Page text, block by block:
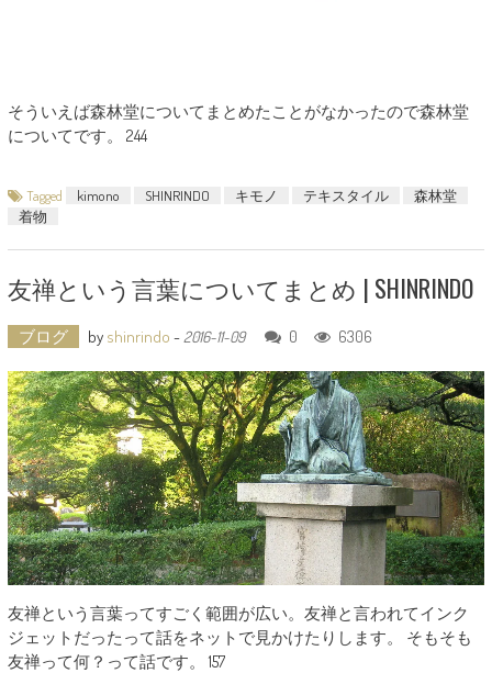
そういえば森林堂についてまとめたことがなかったので森林堂
についてです。 244
Tagged kimono SHINRINDO キモノ テキスタイル
森林堂
着物
友禅という言葉についてまとめ | SHINRINDO
ブログ by shinrindo - 2016-11-09 0 6306
友禅という言葉ってすごく範囲が広い。友禅と言われてインク
ジェットだったって話をネットで見かけたりします。 そもそも
友禅って何？って話です。 157